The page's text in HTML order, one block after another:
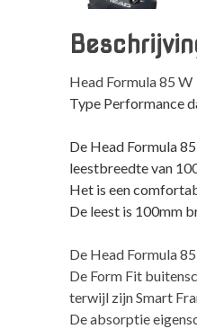
Head Formula 85 W
Type Performance
De Head Formula
leestbreedte van
Het is een
De leest is 100mm
De Head Formula
De Form Fit
terwijl zijn Smart
De absorptie